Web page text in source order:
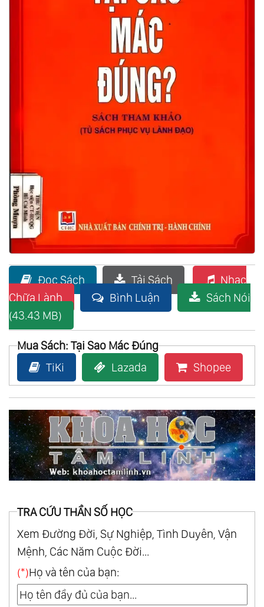
Đọc Sách Tải Sách
Nhạc
Chữa Lành
Bình Luận
Sách Nói
(43.43 MB)
Mua Sách: Tại Sao Mác Đúng
TiKi
Lazada Shopee
TRA CỨU THẦN SỐ HỌC
Xem Đường Đời, Sự Nghiệp, Tình Duyên, Vận
Mệnh, Các Năm Cuộc Đời...
(*)Họ và tên của bạn: